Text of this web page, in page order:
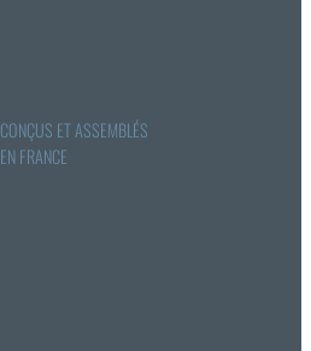
CONÇUS ET ASSEMBLÉS
EN FRANCE